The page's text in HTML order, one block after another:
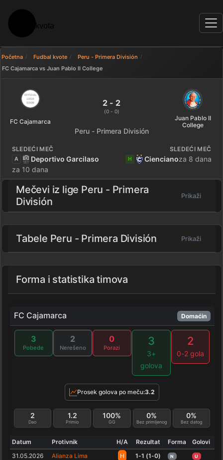
Početna Fudbal kvote
Peru - Primera División
FC Cajamarca vs Juan Pablo II College
FC Cajamarca 2 - 2 Juan
FC Cajamarca
2 - 2
(0 - 0)
Juan Pablo II
College
Peru - Primera División
SLEDEĆI MEČ
A
Deportivo Garcilaso
za 10 dana
SLEDEĆI MEČ
H Ciencianoza 8 dana
Mečevi iz lige Peru - Primera
División
Prikaži
Tabele Peru - Primera División Prikaži
Forma i statistika timova
FC Cajamarca Domaćin
3
Pobede
2
Nerešeno
0
Porazi
3
3+
golova
2
0-2 gola
Prosek golova po meču:3.2
Dao
2
Primio
1.2
GG
100%
Bez primljenog
0%
Bez datog
0%
Datum Protivnik H/A Rezultat Forma
Golovi
31.05.2026
Alianza Lima H 1-1 (1-0) N U